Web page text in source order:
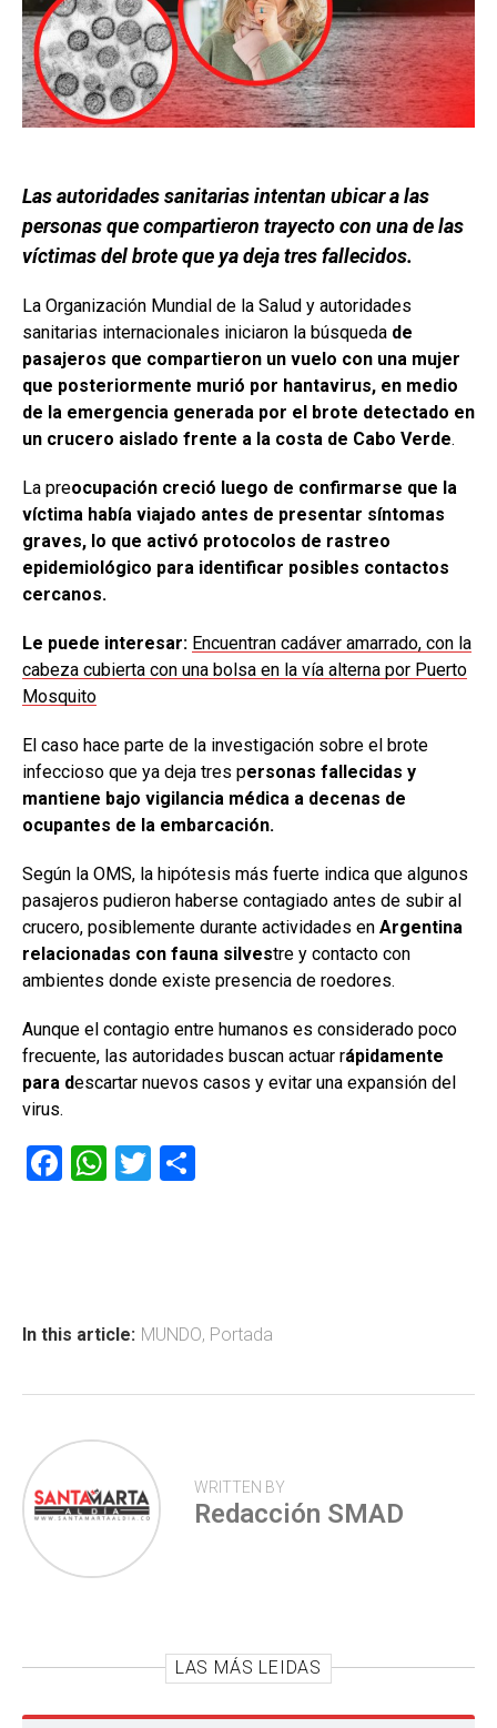
Las autoridades sanitarias intentan ubicar a las
personas que compartieron trayecto con una de las
víctimas del brote que ya deja tres fallecidos.
La Organización Mundial de la Salud y autoridades
sanitarias internacionales iniciaron la búsqueda de
pasajeros que compartieron un vuelo con una mujer
que posteriormente murió por hantavirus, en medio
de la emergencia generada por el brote detectado en
un crucero aislado frente a la costa de Cabo Verde.
La preocupación creció luego de confirmarse que la
víctima había viajado antes de presentar síntomas
graves, lo que activó protocolos de rastreo
epidemiológico para identificar posibles contactos
cercanos.
Le puede interesar: Encuentran cadáver amarrado, con la
cabeza cubierta con una bolsa en la vía alterna por Puerto
Mosquito
El caso hace parte de la investigación sobre el brote
infeccioso que ya deja tres personas fallecidas y
mantiene bajo vigilancia médica a decenas de
ocupantes de la embarcación.
Según la OMS, la hipótesis más fuerte indica que algunos
pasajeros pudieron haberse contagiado antes de subir al
crucero, posiblemente durante actividades en Argentina
relacionadas con fauna silvestre y contacto con
ambientes donde existe presencia de roedores.
Aunque el contagio entre humanos es considerado poco
frecuente, las autoridades buscan actuar rápidamente
para descartar nuevos casos y evitar una expansión del
virus.
F
ok
W
p
T
tir
In this article: MUNDO, Portada
WRITTEN BY
Redacción SMAD
LAS MÁS LEIDAS